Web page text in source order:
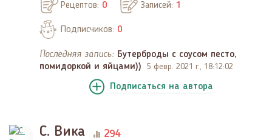
Рецептов: 0 Записей: 1
Подписчиков: 0
Последняя запись: Бутерброды с соусом песто,
помидоркой и яйцами))
5 февр. 2021 г., 18:12:02
Подписаться на автора
С. Вика 294